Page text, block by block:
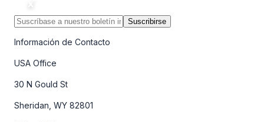
Suscribirse
Información de Contacto
USA Office
30 N Gould St
Sheridan, WY 82801